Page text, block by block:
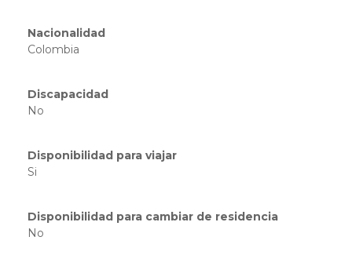
Nacionalidad
Colombia
Discapacidad
No
Disponibilidad para viajar
Si
Disponibilidad para cambiar de residencia
No